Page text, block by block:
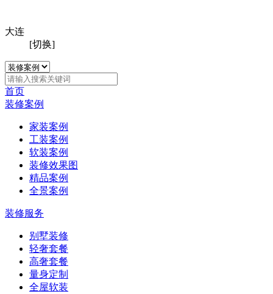
大连
[切换]
首页
装修案例
家装案例
工装案例
软装案例
装修效果图
精品案例
全景案例
装修服务
别墅装修
轻奢套餐
高奢套餐
量身定制
全屋软装